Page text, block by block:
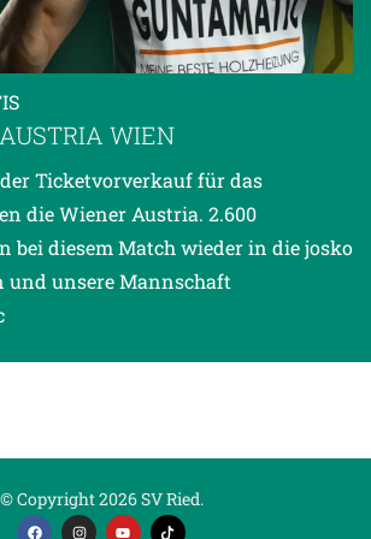
zu Speicherdauer und
Sie unserer
.
WIEN
Ticketvorverkauf für das
die Wiener Austria. 2.600
bei diesem Match wieder in die josko
und unsere Mannschaft
© Copyright 2026 SV Ried.